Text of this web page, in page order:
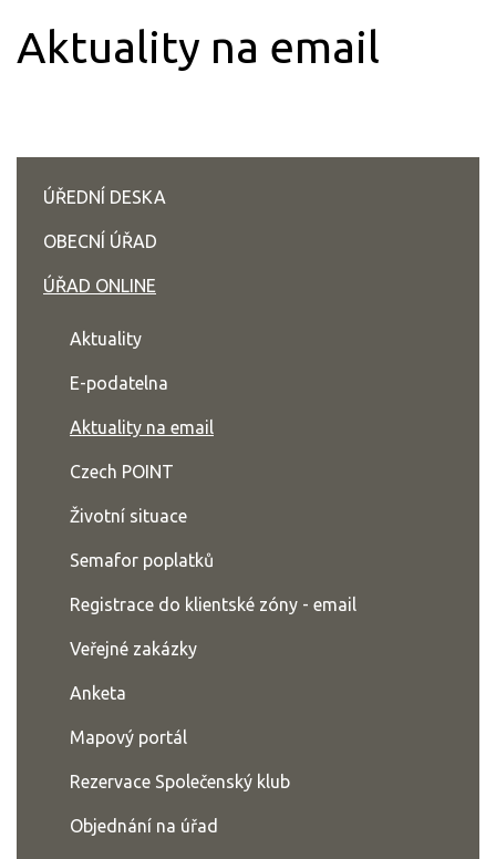
Aktuality na email
ÚŘEDNÍ DESKA
OBECNÍ ÚŘAD
ÚŘAD ONLINE
Aktuality
E-podatelna
Aktuality na email
Czech POINT
Životní situace
Semafor poplatků
Registrace do klientské zóny - email
Veřejné zakázky
Anketa
Mapový portál
Rezervace Společenský klub
Objednání na úřad